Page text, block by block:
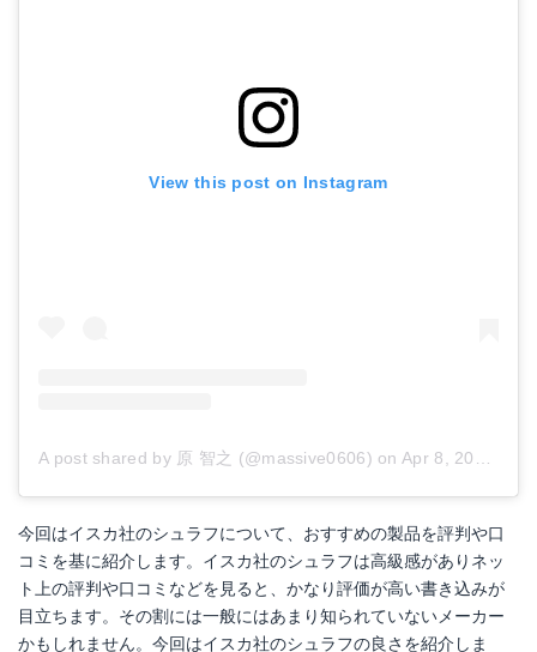
View this post on Instagram
A post shared by 原 智之 (@massive0606) onApr 8, 2018 at 6:45pm PDT
今回はイスカ社のシュラフについて、おすすめの製品を評判や口
コミを基に紹介します。イスカ社のシュラフは高級感がありネッ
ト上の評判や口コミなどを見ると、かなり評価が高い書き込みが
目立ちます。その割には一般にはあまり知られていないメーカー
かもしれません。今回はイスカ社のシュラフの良さを紹介しま